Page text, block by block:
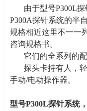
由于型号P300L探
P300A探针系统的半
规格相近这里不一一
咨询规格书。
它们的全系列的
探头卡持有人，
手动/电动操作器。
型号P300L探针系统，